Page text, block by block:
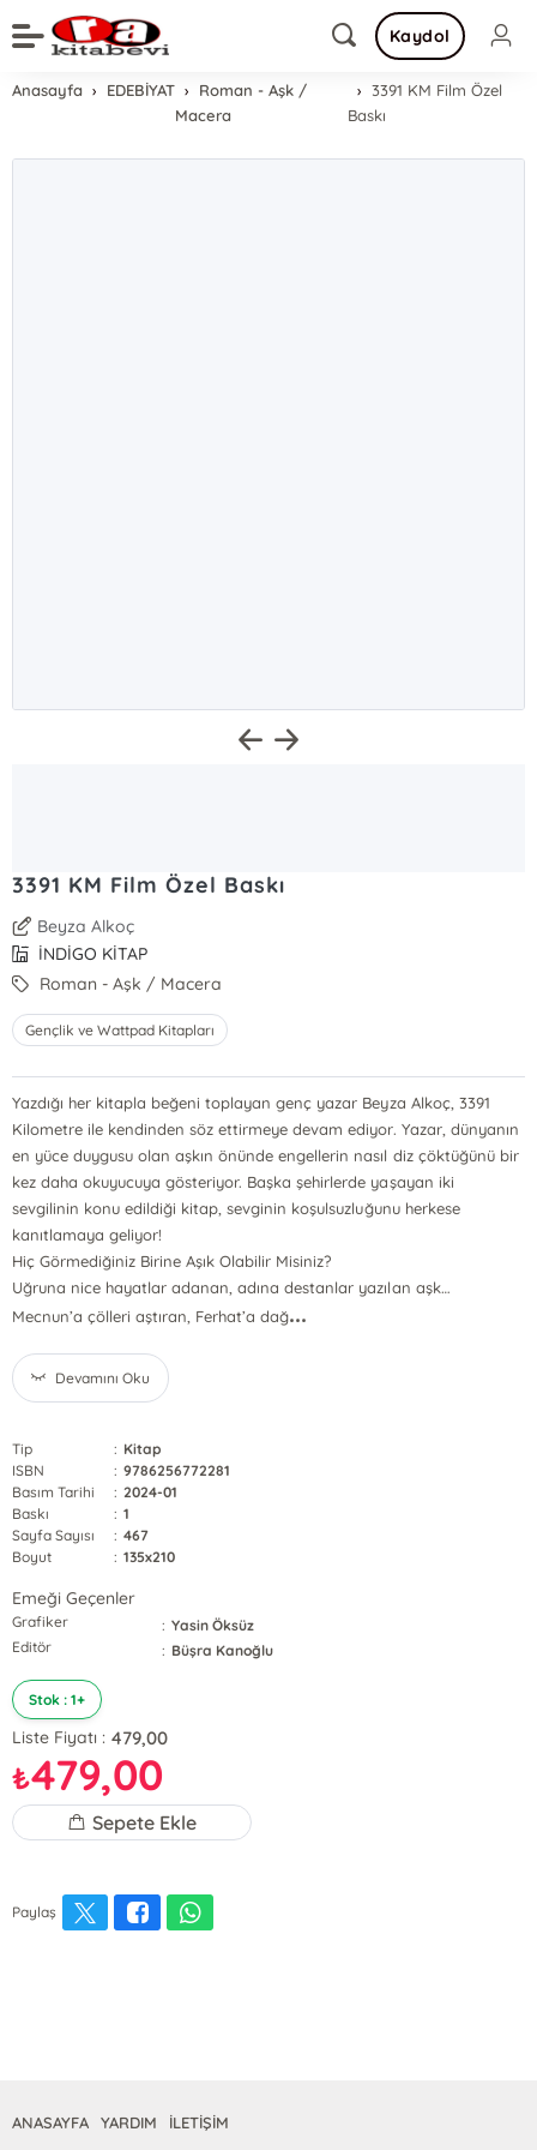
Kaydol
Anasayfa EDEBİYAT
Roman - Aşk /
Macera
3391 KM Film Özel
Baskı
3391 KM Film Özel Baskı
Beyza Alkoç
İNDİGO KİTAP
Roman - Aşk / Macera
Gençlik ve Wattpad Kitapları
Yazdığı her kitapla beğeni toplayan genç yazar Beyza Alkoç, 3391
Kilometre ile kendinden söz ettirmeye devam ediyor. Yazar, dünyanın
en yüce duygusu olan aşkın önünde engellerin nasıl diz çöktüğünü bir
kez daha okuyucuya gösteriyor. Başka şehirlerde yaşayan iki
sevgilinin konu edildiği kitap, sevginin koşulsuzluğunu herkese
kanıtlamaya geliyor!
Hiç Görmediğiniz Birine Aşık Olabilir Misiniz?
Uğruna nice hayatlar adanan, adına destanlar yazılan aşk…
Mecnun’a çölleri aştıran, Ferhat’a dağ...
Devamını Oku
Tip : Kitap
ISBN
: 9786256772281
Basım Tarihi
: 2024-01
Baskı
: 1
Sayfa Sayısı
: 467
Boyut
: 135x210
Emeği Geçenler
Grafiker : Yasin Öksüz
Editör
: Büşra Kanoğlu
Stok : 1+
Liste Fiyatı : 479,00
₺479,00
Sepete Ekle
Paylaş
ANASAYFA YARDIM İLETİŞİM